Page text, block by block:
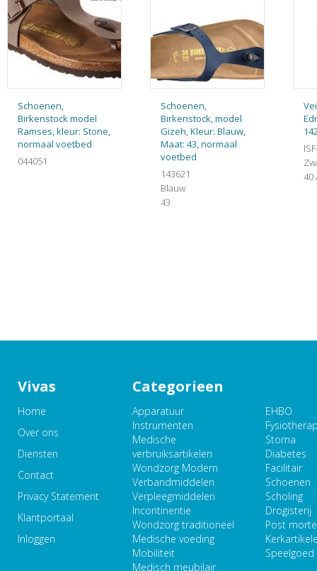
Schoenen,
Birkenstock model
Ramses, kleur: Stone,
normaal voetbed
044051
Schoenen,
Birkenstock, model
Gizeh, Kleur: Blauw,
Maat: 43, normaal
voetbed
143621
Blauw
43
40
Vivas
Home
Over ons
Diensten
Contact
Privacy Statement
Klantportaal
Inloggen
Categorieen
Apparatuur
Instrumenten
Medische
verbruiksartikelen
Wondzorg Modern
Verbandmiddelen
Verpleegmiddelen
Incontinentie
Wondzorg traditioneel
Medische voeding
Mobiliteit
Medisch meubilair
EHBO
Stoma
Diabetes
Facilitair
Schoenen
Scholing
Drogisterij
Post
Speelgoed